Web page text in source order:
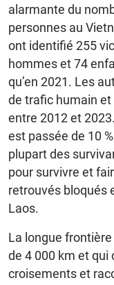
alarmante du
personnes au
ont identifié 255
hommes et 74
qu’en 2021. Les
de trafic humain
entre 2012 et
est passée de 10
plupart des
pour survivre et
retrouvés bloqués
Laos.
La longue
de 4 000 km et
croisements et